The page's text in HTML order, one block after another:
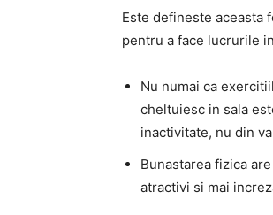
Este defineste aceasta
pentru a face lucrurile
Nu numai ca
cheltuiesc in sala
inactivitate, nu din
Bunastarea fizica
atractivi si mai